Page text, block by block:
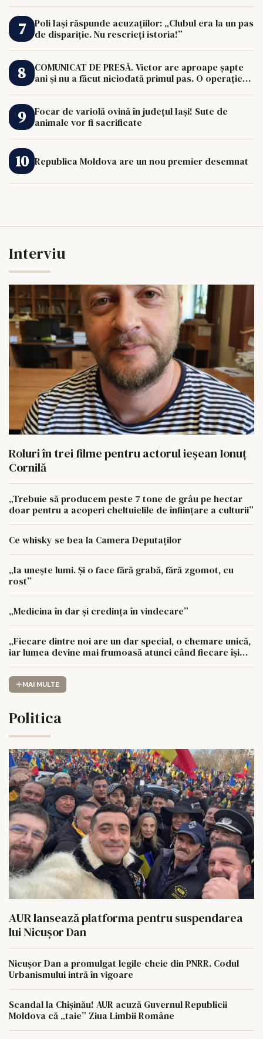
Poli Iași răspunde acuzațiilor: „Clubul era la un pas
de dispariție. Nu rescrieți istoria!”
COMUNICAT DE PRESĂ. Victor are aproape șapte
ani și nu a făcut niciodată primul pas. O operație
Focar de variolă ovină în județul Iași! Sute de
animale vor fi sacrificate
Republica Moldova are un nou premier desemnat
Interviu
Roluri în trei filme pentru actorul ieşean Ionuţ
Cornilă
„Trebuie să producem peste 7 tone de grâu pe hectar
doar pentru a acoperi cheltuielile de înființare a culturii”
Ce whisky se bea la Camera Deputaților
„Ia unește lumi. Și o face fără grabă, fără zgomot, cu
rost”
„Medicina în dar și credința în vindecare”
„Fiecare dintre noi are un dar special, o chemare unică,
iar lumea devine mai frumoasă atunci când fiecare își
MAI MULTE
Politica
AUR lansează platforma pentru suspendarea
lui Nicușor Dan
Nicușor Dan a promulgat legile-cheie din PNRR. Codul
Urbanismului intră în vigoare
Scandal la Chișinău! AUR acuză Guvernul Republicii
Moldova că „taie” Ziua Limbii Române